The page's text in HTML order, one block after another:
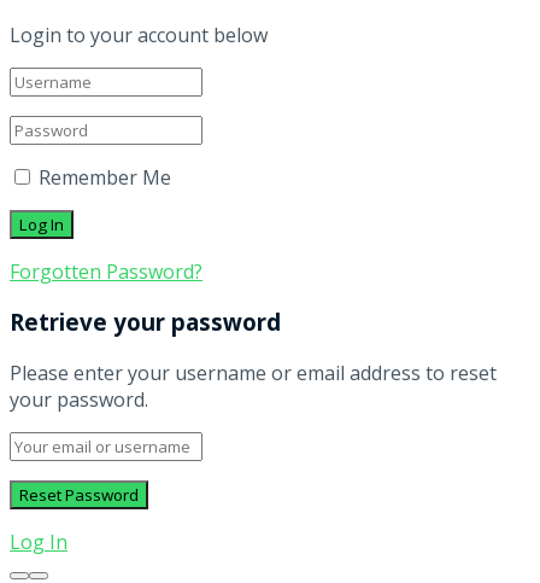
Login to your account below
Remember Me
Forgotten Password?
Retrieve your password
Please enter your username or email address to reset
your password.
Log In